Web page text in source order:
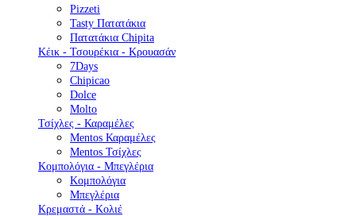
Pizzeti
Tasty Πατατάκια
Πατατάκια Chipita
Κέικ - Τσουρέκια - Κρουασάν
7Days
Chipicao
Dolce
Molto
Τσίχλες - Καραμέλες
Mentos Καραμέλες
Mentos Τσίχλες
Κομπολόγια - Μπεγλέρια
Κομπολόγια
Μπεγλέρια
Κρεμαστά - Κολιέ